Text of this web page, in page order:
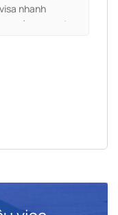
nhanh
Rất đáng để